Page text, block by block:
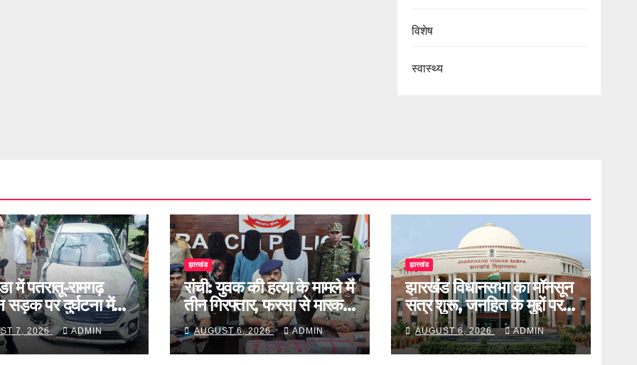
विशेष
स्वास्थ्य
में पतरातू-रामगढ़
सड़क पर दुर्घटना में
7, 2026 ADMIN
झारखंड
रांची: युवक की हत्या के मामले में
तीन गिरफ्तार, फरसा से मारकर
की थी हत्या
AUGUST 6, 2026 ADMIN
झारखंड
झारखंड विधानसभा का मॉनसून
सत्र शुरू, जनहित के मुद्दों पर
होगी बहस
AUGUST 6, 2026 ADMIN